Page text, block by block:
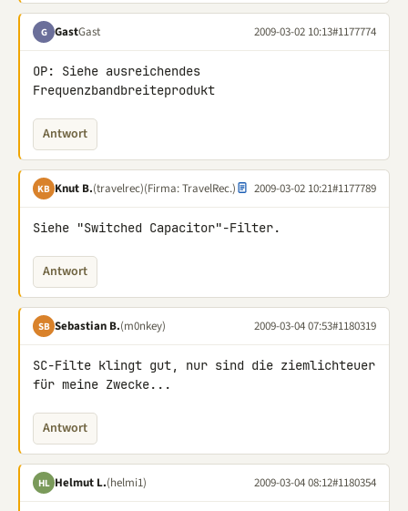
G GastGast 2009-03-02 10:13#1177774
OP: Siehe ausreichendes
Frequenzbandbreiteprodukt
Antwort
KB Knut B.(travelrec)(Firma: TravelRec.) 2009-03-02 10:21#1177789
Siehe "Switched Capacitor"-Filter.
Antwort
SB Sebastian B.(m0nkey) 2009-03-04 07:53#1180319
SC-Filte klingt gut, nur sind die ziemlichteuer
für meine Zwecke...
Antwort
HL Helmut L.(helmi1) 2009-03-04 08:12#1180354